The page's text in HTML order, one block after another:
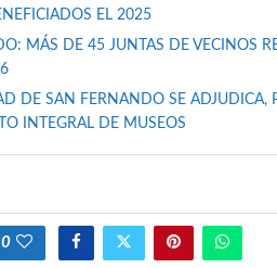
EL 2025
MÁS DE 45 JUNTAS DE VECINOS
DE SAN FERNANDO SE ADJUDICA,
INTEGRAL DE MUSEOS
0